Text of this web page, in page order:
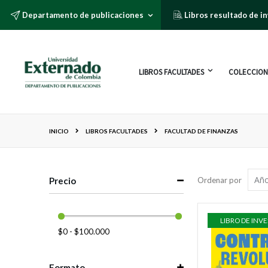
Departamento de publicaciones Libros resultado de
LIBROS FACULTADES
INICIO LIBROS FACULTADES FACULTAD DE FINANZAS
Ordenar por
LIBRO DE
Precio
$0 - $100.000